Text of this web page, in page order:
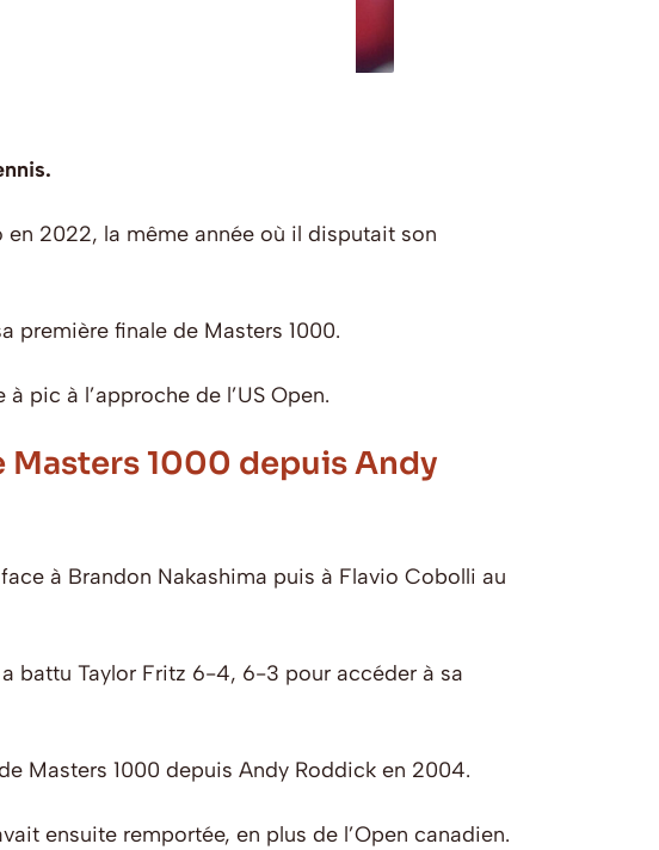
2022, la même année où il disputait son
première finale de Masters 1000.
pic à l’approche de l’US Open.
1000 depuis Andy
à Brandon Nakashima puis à Flavio Cobolli au
battu Taylor Fritz 6-4, 6-3 pour accéder à sa
Masters 1000 depuis Andy Roddick en 2004.
ensuite remportée, en plus de l’Open canadien.